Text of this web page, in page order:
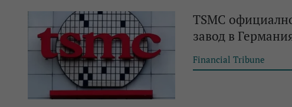
TSMC
завод в
Financial Tribune